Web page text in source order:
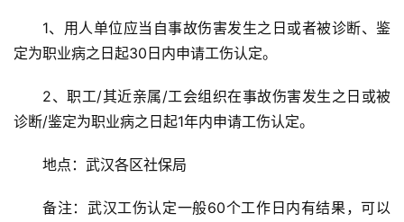
们
务
导
1、用人单位应当自事故伤害发生之日或者被诊断、鉴
定为职业病之日起30日内申请工伤认定。
2、职工/其近亲属/工会组织在事故伤害发生之日或被
诊断/鉴定为职业病之日起1年内申请工伤认定。
地点：武汉各区社保局
备注：武汉工伤认定一般60个工作日内有结果，可以